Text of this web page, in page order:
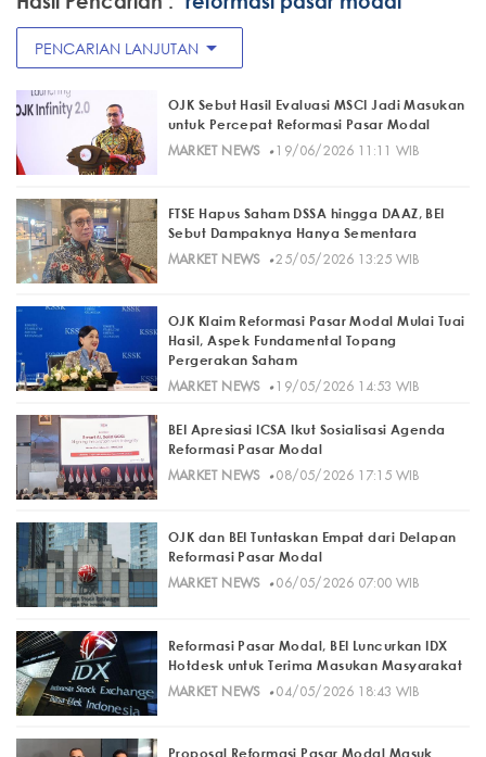
PENCARIAN LANJUTAN arrow_drop_down
OJK Sebut Hasil Evaluasi MSCI Jadi Masukan
untuk Percepat Reformasi Pasar Modal
MARKET NEWS· 19/06/2026 11:11 WIB
FTSE Hapus Saham DSSA hingga DAAZ, BEI
Sebut Dampaknya Hanya Sementara
MARKET NEWS· 25/05/2026 13:25 WIB
OJK Klaim Reformasi Pasar Modal Mulai Tuai
Hasil, Aspek Fundamental Topang
Pergerakan Saham
MARKET NEWS· 19/05/2026 14:53 WIB
BEI Apresiasi ICSA Ikut Sosialisasi Agenda
Reformasi Pasar Modal
MARKET NEWS· 08/05/2026 17:15 WIB
OJK dan BEI Tuntaskan Empat dari Delapan
Reformasi Pasar Modal
MARKET NEWS· 06/05/2026 07:00 WIB
Reformasi Pasar Modal, BEI Luncurkan IDX
Hotdesk untuk Terima Masukan Masyarakat
MARKET NEWS· 04/05/2026 18:43 WIB
Proposal Reformasi Pasar Modal Masuk